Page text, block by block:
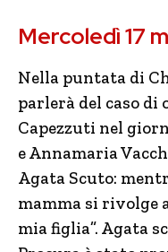
Mercoledì 17
Nella puntata di
parlerà del caso
Capezzuti nel
e Annamaria
Agata Scuto:
mamma si rivolge
mia figlia”. Agata